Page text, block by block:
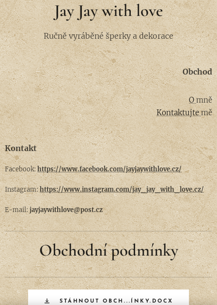
Jay Jay with love
Ručně vyráběné šperky a dekorace
Obchod
Omně
Kontaktujtemě
Kontakt
Facebook:https://www.facebook.com/jayjaywithlove.cz/
Instagram:https://www.instagram.com/jay_jay_with_love.cz/
E-mail:jayjaywithlove@post.cz
Obchodní podmínky
STÁHNOUT OBCH...ÍNKY.DOCX